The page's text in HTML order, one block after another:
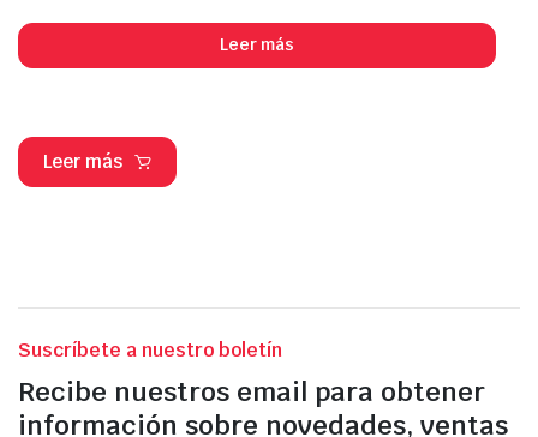
Leer más
Leer más
Suscríbete a nuestro boletín
Recibe nuestros email para obtener
información sobre novedades, ventas